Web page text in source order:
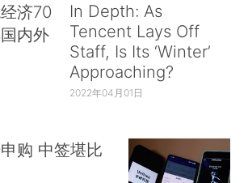
济70
内外
In Depth: As
Tencent Lays Off
Staff, Is Its ‘Winter’
Approaching?
2022年04月01日
购 中签堪比